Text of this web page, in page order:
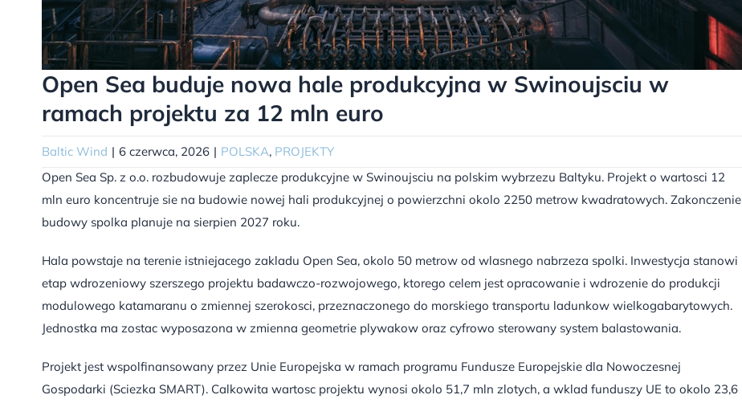
Open Sea buduje nowa hale produkcyjna w Swinoujsciu w
ramach projektu za 12 mln euro
Baltic Wind | 6 czerwca, 2026 | POLSKA, PROJEKTY
Open Sea Sp. z o.o. rozbudowuje zaplecze produkcyjne w Swinoujsciu na polskim wybrzezu Baltyku. Projekt o wartosci 12
mln euro koncentruje sie na budowie nowej hali produkcyjnej o powierzchni okolo 2250 metrow kwadratowych. Zakonczenie
budowy spolka planuje na sierpien 2027 roku.
Hala powstaje na terenie istniejacego zakladu Open Sea, okolo 50 metrow od wlasnego nabrzeza spolki. Inwestycja stanowi
etap wdrozeniowy szerszego projektu badawczo-rozwojowego, ktorego celem jest opracowanie i wdrozenie do produkcji
modulowego katamaranu o zmiennej szerokosci, przeznaczonego do morskiego transportu ladunkow wielkogabarytowych.
Jednostka ma zostac wyposazona w zmienna geometrie plywakow oraz cyfrowo sterowany system balastowania.
Projekt jest wspolfinansowany przez Unie Europejska w ramach programu Fundusze Europejskie dla Nowoczesnej
Gospodarki (Sciezka SMART). Calkowita wartosc projektu wynosi okolo 51,7 mln zlotych, a wklad funduszy UE to okolo 23,6